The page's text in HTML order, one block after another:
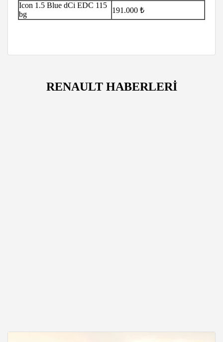
Icon 1.5 Blue dCi EDC 115
bg
191.000 ₺
RENAULT HABERLERİ